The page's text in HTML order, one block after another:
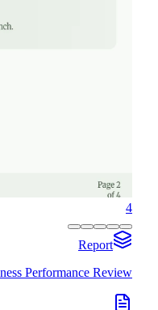
4
Report
Performance Review